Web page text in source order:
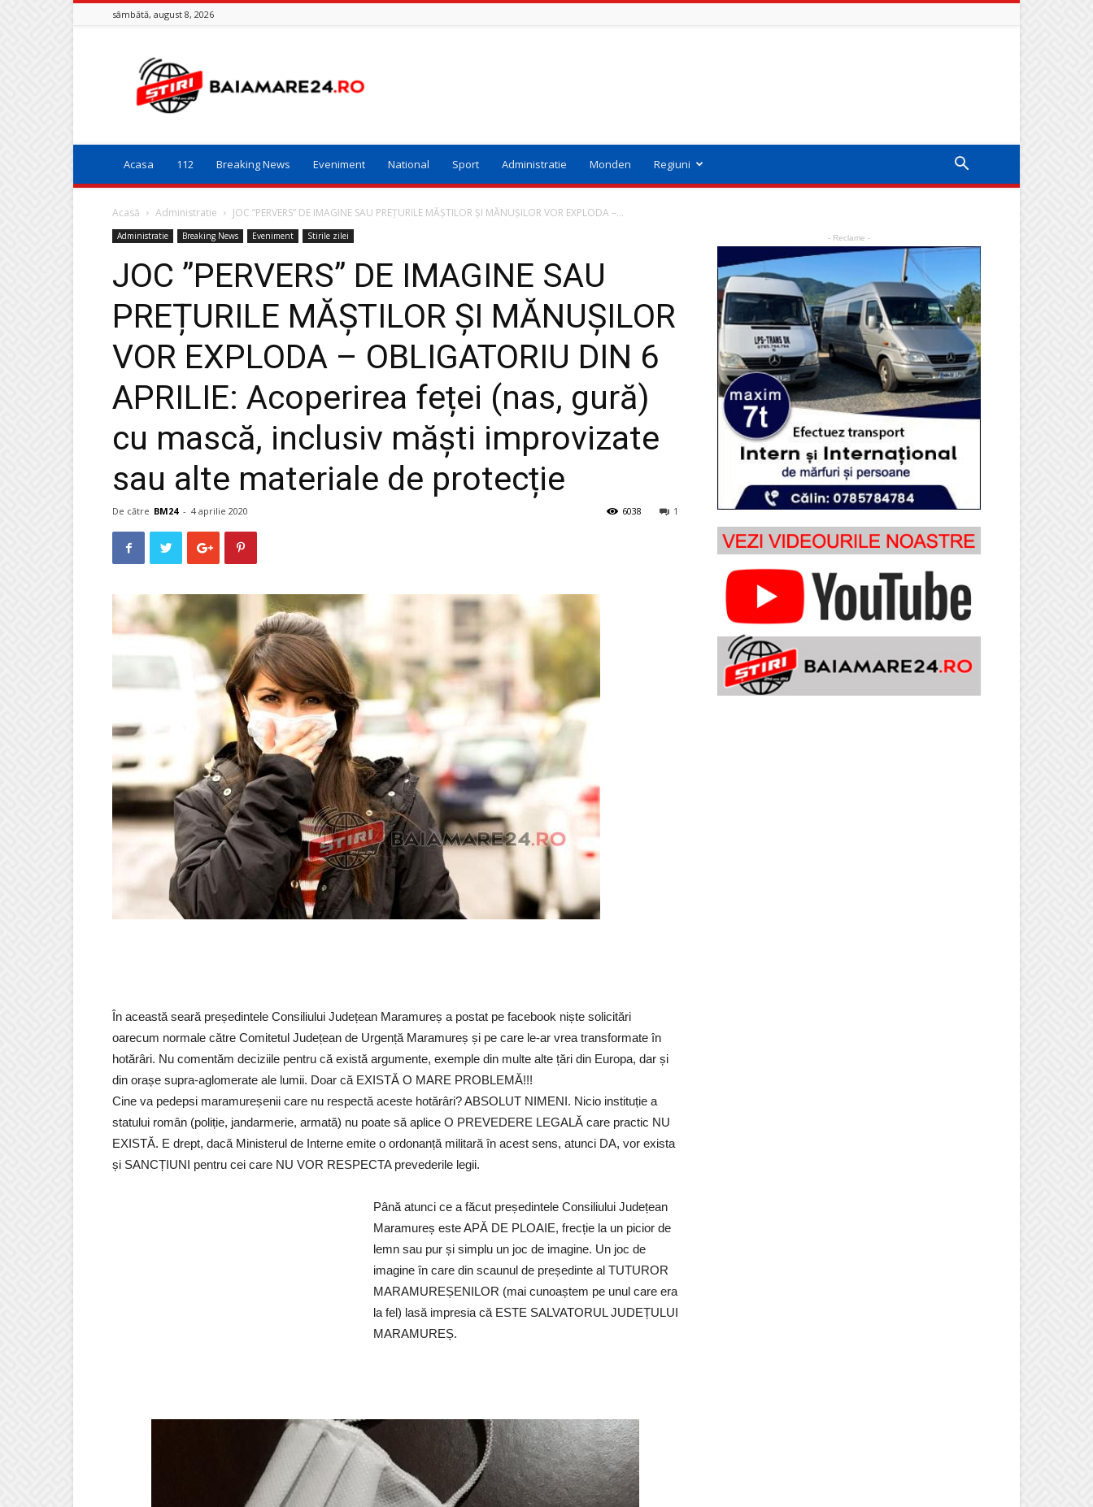
sâmbătă, august 8, 2026
Baia
Mare
24
Acasa 112 Breaking News Eveniment National Sport Administratie Monden Regiuni
Acasă Administratie JOC ”PERVERS” DE IMAGINE SAU PREȚURILE MĂȘTILOR ȘI MĂNUȘILOR VOR EXPLODA –...
Administratie Breaking News Eveniment Stirile zilei
JOC ”PERVERS” DE IMAGINE SAU
PREȚURILE MĂȘTILOR ȘI MĂNUȘILOR
VOR EXPLODA – OBLIGATORIU DIN 6
APRILIE: Acoperirea feței (nas, gură)
cu mască, inclusiv măști improvizate
sau alte materiale de protecție
De către BM24 - 4 aprilie 2020 1
6038
În această seară președintele Consiliului Județean Maramureș a postat pe facebook niște solicitări
oarecum normale către Comitetul Județean de Urgență Maramureș și pe care le-ar vrea transformate în
hotărâri. Nu comentăm deciziile pentru că există argumente, exemple din multe alte țări din Europa, dar și
din orașe supra-aglomerate ale lumii. Doar că EXISTĂ O MARE PROBLEMĂ!!!
Cine va pedepsi maramureșenii care nu respectă aceste hotărâri? ABSOLUT NIMENI. Nicio instituție a
statului român (poliție, jandarmerie, armată) nu poate să aplice O PREVEDERE LEGALĂ care practic NU
EXISTĂ. E drept, dacă Ministerul de Interne emite o ordonanță militară în acest sens, atunci DA, vor exista
și SANCȚIUNI pentru cei care NU VOR RESPECTA prevederile legii.
Până atunci ce a făcut președintele Consiliului Județean
Maramureș este APĂ DE PLOAIE, frecție la un picior de
lemn sau pur și simplu un joc de imagine. Un joc de
imagine în care din scaunul de președinte al TUTUROR
MARAMUREȘENILOR (mai cunoaștem pe unul care era
la fel) lasă impresia că ESTE SALVATORUL JUDEȚULUI
MARAMUREȘ.
- Reclame -